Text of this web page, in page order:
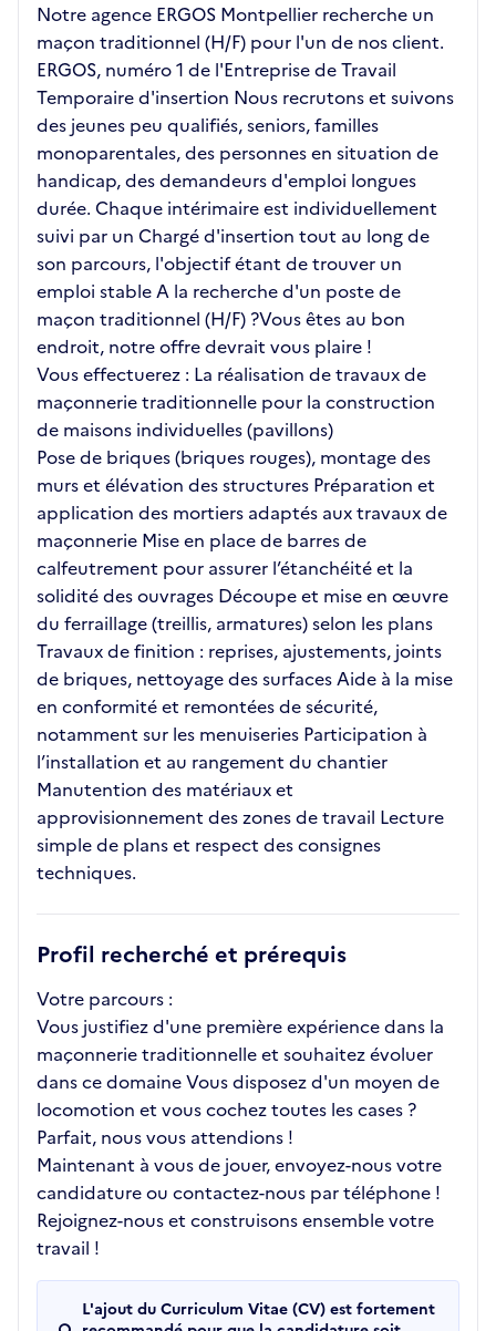
Notre agence ERGOS Montpellier recherche un
maçon traditionnel (H/F) pour l'un de nos client.
ERGOS, numéro 1 de l'Entreprise de Travail
Temporaire d'insertion Nous recrutons et suivons
des jeunes peu qualifiés, seniors, familles
monoparentales, des personnes en situation de
handicap, des demandeurs d'emploi longues
durée. Chaque intérimaire est individuellement
suivi par un Chargé d'insertion tout au long de
son parcours, l'objectif étant de trouver un
emploi stable A la recherche d'un poste de
maçon traditionnel (H/F) ?Vous êtes au bon
endroit, notre offre devrait vous plaire !
Vous effectuerez : La réalisation de travaux de
maçonnerie traditionnelle pour la construction
de maisons individuelles (pavillons)
Pose de briques (briques rouges), montage des
murs et élévation des structures Préparation et
application des mortiers adaptés aux travaux de
maçonnerie Mise en place de barres de
calfeutrement pour assurer l’étanchéité et la
solidité des ouvrages Découpe et mise en œuvre
du ferraillage (treillis, armatures) selon les plans
Travaux de finition : reprises, ajustements, joints
de briques, nettoyage des surfaces Aide à la mise
en conformité et remontées de sécurité,
notamment sur les menuiseries Participation à
l’installation et au rangement du chantier
Manutention des matériaux et
approvisionnement des zones de travail Lecture
simple de plans et respect des consignes
techniques.
Profil recherché et prérequis
Votre parcours :
Vous justifiez d'une première expérience dans la
maçonnerie traditionnelle et souhaitez évoluer
dans ce domaine Vous disposez d'un moyen de
locomotion et vous cochez toutes les cases ?
Parfait, nous vous attendions !
Maintenant à vous de jouer, envoyez-nous votre
candidature ou contactez-nous par téléphone !
Rejoignez-nous et construisons ensemble votre
travail !
L'ajout du Curriculum Vitae (CV) est fortement